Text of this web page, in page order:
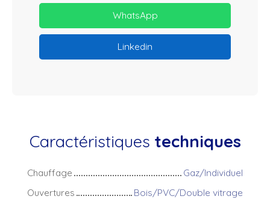
WhatsApp
Linkedin
Caractéristiques techniques
Chauffage
Gaz/Individuel
Ouvertures
Bois/PVC/Double vitrage